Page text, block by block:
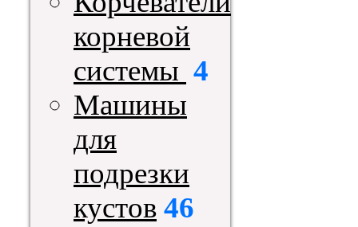
корневой
системы 4
Машины
для
подрезки
кустов 46